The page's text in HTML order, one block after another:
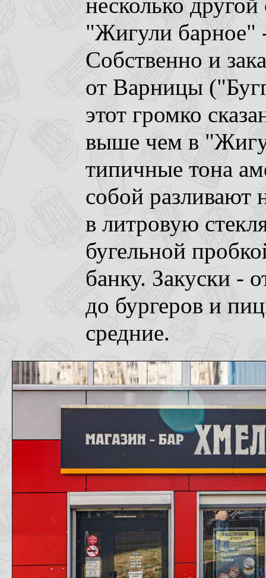
несколько
"Жигули барное"
Собственно и
от Варницы
этот громко
выше чем в
типичные тона
собой
в литровую
бугельной
банку. Закуски -
до бургеров и
средние.